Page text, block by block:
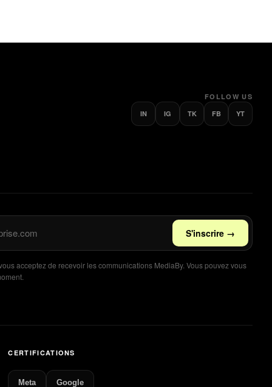
FOLLOW US
IN
IG TK FB YT
S'inscrire →
acceptez de recevoir les communications MediaBy. Vous pouvez vous
CERTIFICATIONS
Meta Google